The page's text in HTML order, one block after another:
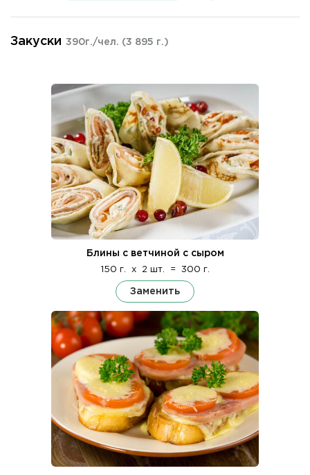
Закуски 390г./чел. (3 895 г.)
Блины с ветчиной с сыром
150 г. x 2 шт. = 300 г.
Заменить